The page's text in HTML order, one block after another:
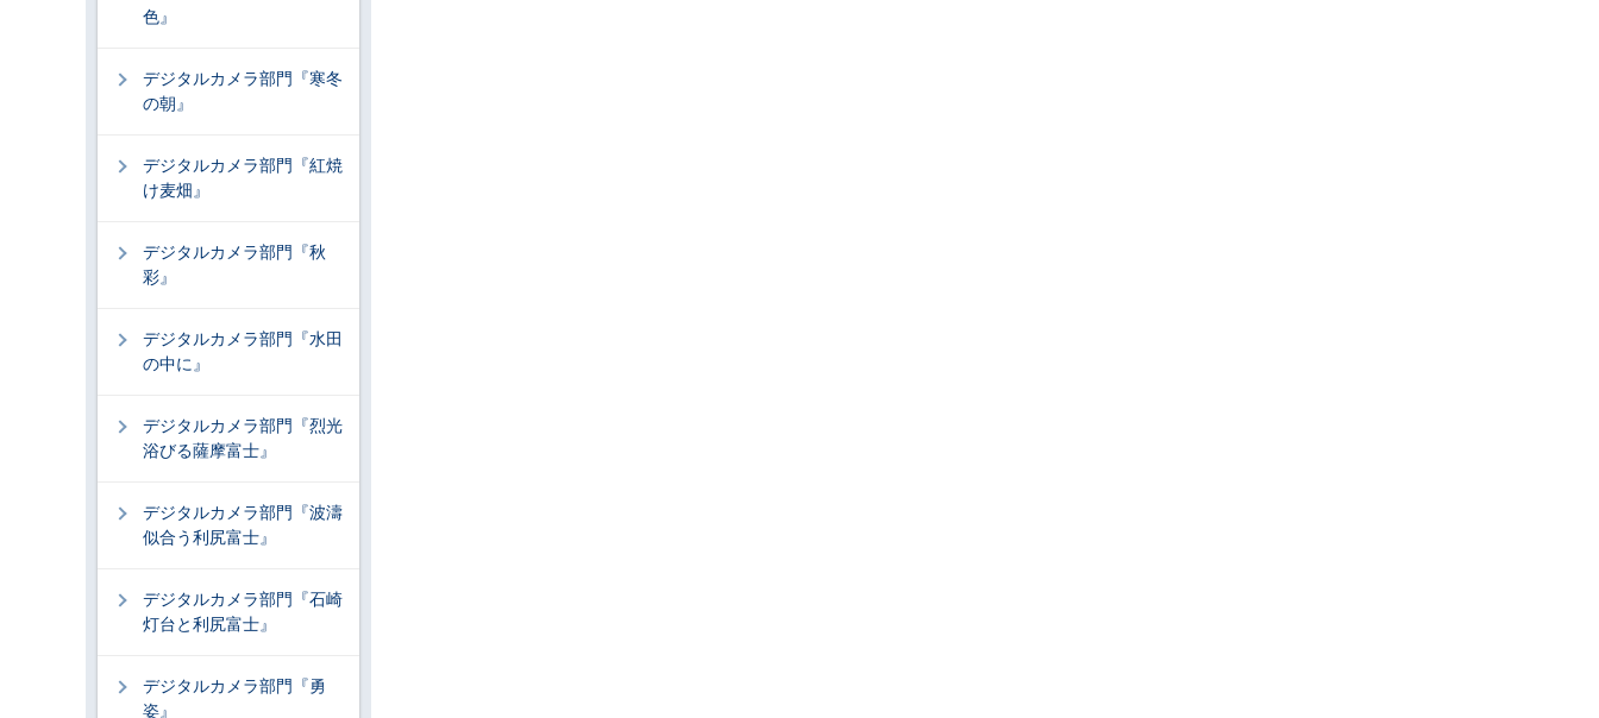
色』
デジタルカメラ部門『寒冬
の朝』
デジタルカメラ部門『紅焼
け麦畑』
デジタルカメラ部門『秋
彩』
デジタルカメラ部門『水田
の中に』
デジタルカメラ部門『烈光
浴びる薩摩富士』
デジタルカメラ部門『波濤
似合う利尻富士』
デジタルカメラ部門『石崎
灯台と利尻富士』
デジタルカメラ部門『勇
姿』